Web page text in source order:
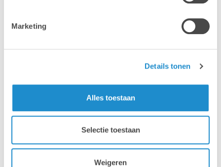
Marketing
Details tonen
Alles toestaan
Selectie toestaan
Weigeren
iPhone iPad